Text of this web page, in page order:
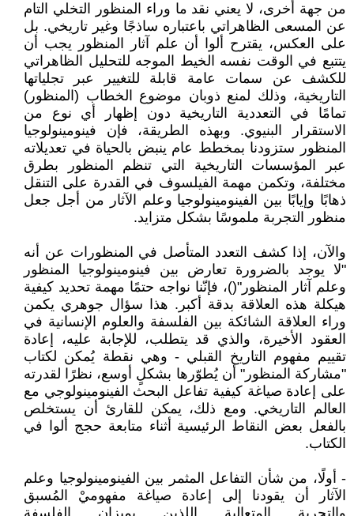
من جهة أخرى، لا يعني نقد ما وراء المنظور التخلي التام
عن المسعى الظاهراتي باعتباره ساذجًا وغير تاريخي. بل
على العكس، يقترح ألوا أن علم آثار المنظور يجب أن
يتتبع في الوقت نفسه الخيط الموجه للتحليل الظاهراتي
للكشف عن سمات عامة قابلة للتغيير عبر تجلياتها
التاريخية، وذلك لمنع ذوبان موضوع الخطاب (المنظور)
تمامًا في التعددية التاريخية دون إظهار أي نوع من
الاستقرار البنيوي. وبهذه الطريقة، فإن فينومينولوجيا
المنظور ستزودنا بمخطط عام ينبض بالحياة في تعديلاته
عبر المؤسسات التاريخية التي تنظم المنظور بطرق
مختلفة، وتكمن مهمة الفيلسوف في القدرة على التنقل
ذهابًا وإيابًا بين الفينومينولوجيا وعلم الآثار من أجل جعل
منظور التجربة ملموسًا بشكل متزايد.
والآن، إذا كشف التعدد المتأصل في المنظورات عن أنه
"لا يوجد بالضرورة تعارض بين فينومينولوجيا المنظور
وعلم آثار المنظور"()، فإنّنا نواجه حتمًا مهمة تحديد كيفية
هيكلة هذه العلاقة بدقة أكبر. هذا سؤال جوهري يكمن
وراء العلاقة الشائكة بين الفلسفة والعلوم الإنسانية في
العقود الأخيرة، والذي قد يتطلب، للإجابة عليه، إعادة
تقييم مفهوم التاريخ القبلي - وهي نقطة يُمكن لكتاب
"مشاركة المنظور" أن يُطوّرها بشكلٍ أوسع، نظرًا لقدرته
على إعادة صياغة كيفية تفاعل البحث الفينومينولوجي مع
العالم التاريخي. ومع ذلك، يمكن للقارئ أن يستخلص
بالفعل بعض النقاط الرئيسية أثناء متابعة حجج ألوا في
الكتاب.
- أولًا، من شأن التفاعل المثمر بين الفينومينولوجيا وعلم
الآثار أن يقودنا إلى إعادة صياغة مفهوميْ المُسبق